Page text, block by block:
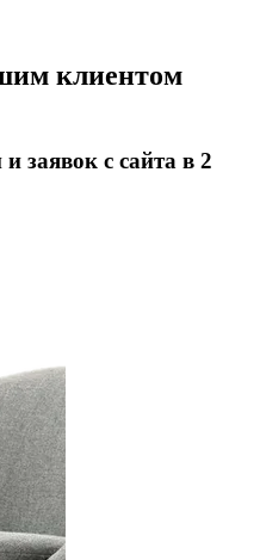
клиентом
заявок с сайта в 2